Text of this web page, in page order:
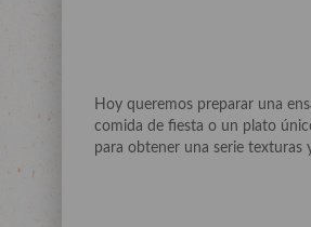
Hoy queremos preparar una
comida de fiesta o un plato
para obtener una serie